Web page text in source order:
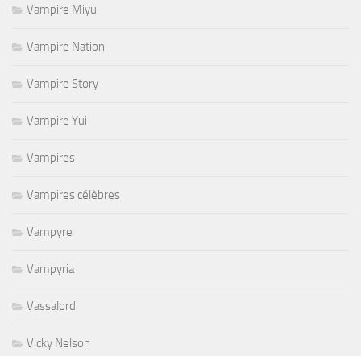
Vampire Miyu
Vampire Nation
Vampire Story
Vampire Yui
Vampires
Vampires célèbres
Vampyre
Vampyria
Vassalord
Vicky Nelson